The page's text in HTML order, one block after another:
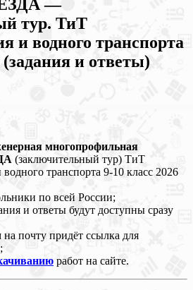
—
тур. ТиТ
и водного транспорта
(задания и ответы)
многопрофильная
(заключительный тур) ТиТ
водного транспорта 9-10 класс 2026
по всей России;
и ответы будут доступны сразу
почту придёт ссылка для
работ на сайте.